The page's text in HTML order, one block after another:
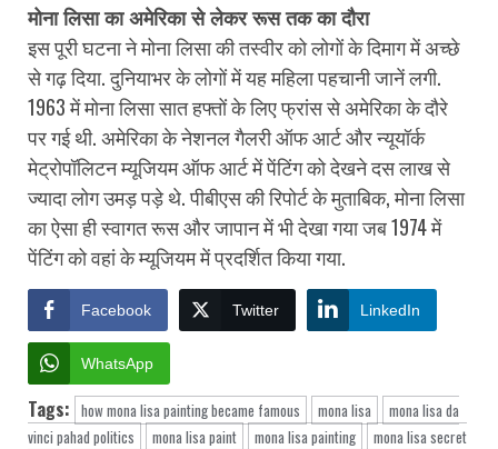
मोना लिसा का अमेरिका से लेकर रूस तक का दौरा
इस पूरी घटना ने मोना लिसा की तस्वीर को लोगों के दिमाग में अच्छे
से गढ़ दिया. दुनियाभर के लोगों में यह महिला पहचानी जानें लगी.
1963 में मोना लिसा सात हफ्तों के लिए फ्रांस से अमेरिका के दौरे
पर गई थी. अमेरिका के नेशनल गैलरी ऑफ आर्ट और न्यूयॉर्क
मेट्रोपॉलिटन म्यूजियम ऑफ आर्ट में पेंटिंग को देखने दस लाख से
ज्यादा लोग उमड़ पड़े थे. पीबीएस की रिपोर्ट के मुताबिक, मोना लिसा
का ऐसा ही स्वागत रूस और जापान में भी देखा गया जब 1974 में
पेंटिंग को वहां के म्यूजियम में प्रदर्शित किया गया.
Facebook Twitter LinkedIn
WhatsApp
Tags: how mona lisa painting became famous mona lisa
mona lisa da
vinci pahad politics
mona lisa paint mona lisa painting
mona lisa secret